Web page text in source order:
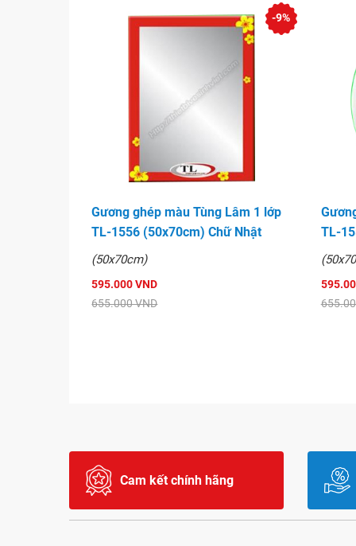
Gương ghép màu Tùng Lâm 1 lớp
TL-1556 (50x70cm) Chữ Nhật
(50x70cm)
595.000 VND
655.000 VND
-9%
TL-
Cam kết chính hãng